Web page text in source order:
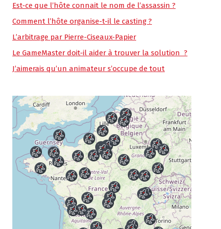
Est-ce que l’hôte connait le nom de l’assassin ?
Comment l’hôte organise-t-il le casting ?
L’arbitrage par Pierre-Ciseaux-Papier
Le GameMaster doit-il aider à trouver la solution ?
J’aimerais qu’un animateur s’occupe de tout